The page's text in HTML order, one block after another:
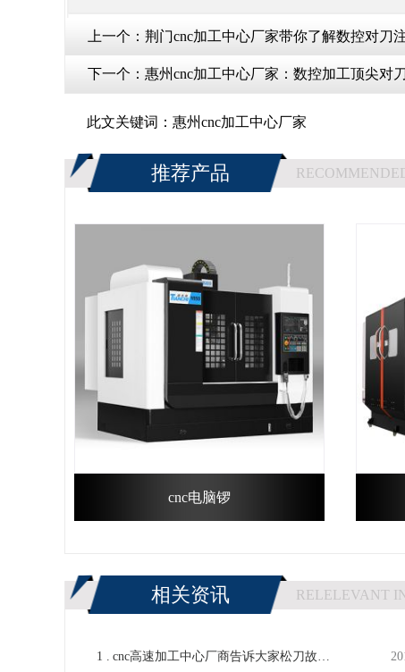
上一个： 荆门cnc加工中心厂家带你了解数控对刀
下一个： 惠州cnc加工中心厂家：数控加工顶尖对
此文关键词： 惠州cnc加工中心厂家
推荐产品
cnc电脑锣
相关资讯 RELELEVANT
1 . cnc高速加工中心厂商告诉大家松刀故障